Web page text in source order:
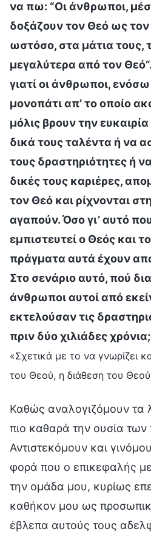
να πω: “Οι άνθρωποι,
δοξάζουν τον Θεό ως
ωστόσο, στα μάτια τους,
μεγαλύτερα από τον
γιατί οι άνθρωποι,
μονοπάτι απ’ το οποίο
μόλις βρουν την
δικά τους ταλέντα ή να
τους δραστηριότητες ή
δικές τους καριέρες,
τον Θεό και ρίχνονται
αγαπούν. Όσο γι’ αυτό
εμπιστευτεί ο Θεός και
πράγματα αυτά έχουν
Στο σενάριο αυτό, πού
άνθρωποι αυτοί από
εκτελούσαν τις
πριν δύο χιλιάδες χρόνια;
«Σχετικά με το να γνωρίζει
του Θεού, η διάθεση του Θεού
Καθώς αναλογιζόμουν τα
πιο καθαρά την ουσία
Αντιστεκόμουν και
φορά που ο επικεφαλής
την ομάδα μου, κυρίως
καθήκον μου ως
έβλεπα αυτούς τους